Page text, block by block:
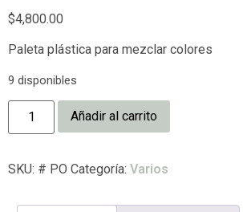
$4,800.00
Paleta plástica para mezclar colores
9 disponibles
Añadir al carrito
SKU: # PO Categoría: Varios